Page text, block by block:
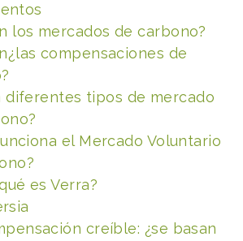
los mercados de carbono?
¿las compensaciones de
diferentes tipos de mercado
el Mercado Voluntario
es Verra?
creíble: ¿se basan